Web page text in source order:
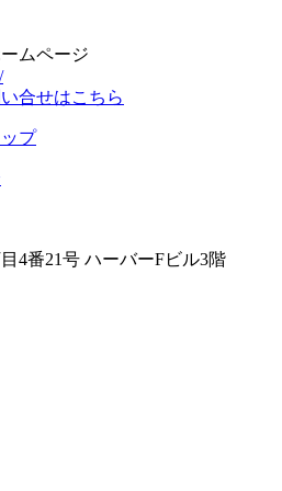
ムページ
合せはこちら
4番21号 ハーバーFビル3階